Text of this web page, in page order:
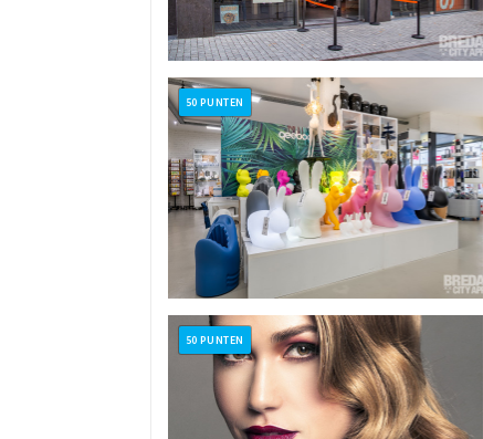
50 PUNTEN
50 PUNTEN